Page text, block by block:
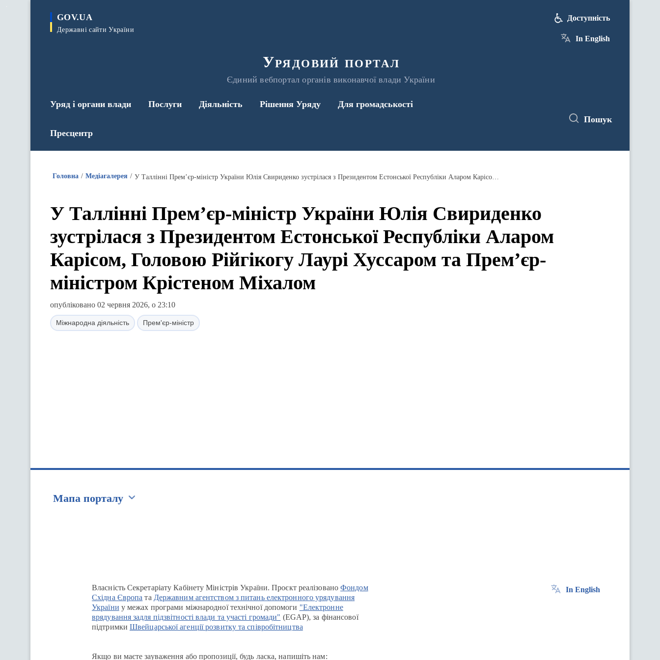
GOV.UA
Державні сайти України
Урядовий портал
Єдиний вебпортал органів виконавчої влади України
Доступність
In English
Уряд і органи влади Послуги Діяльність Рішення Уряду Для громадськості
Пресцентр
Пошук
Головна Медіагалерея У Таллінні Прем’єр-міністр України Юлія Свириденко зустрілася з Президентом Естонської Республіки Аларом Карісом, Головою Рійгікогу Лаурі Хуссаром та Прем’єр-міністром Крістеном Міхалом
У Таллінні Прем’єр-міністр України Юлія Свириденко
зустрілася з Президентом Естонської Республіки Аларом
Карісом, Головою Рійгікогу Лаурі Хуссаром та Прем’єр-
міністром Крістеном Міхалом
опубліковано 02 червня 2026, о 23:10
Міжнародна діяльність Прем'єр-міністр
Мапа порталу
Власність Секретаріату Кабінету Міністрів України. Проєкт реалізованоФондом
Східна Європа та Державним агентством з питань електронного урядування
України у межах програми міжнародної технічної допомоги "Електронне
врядування задля підзвітності влади та участі громади" (EGAP), за фінансової
підтримки Швейцарської агенції розвитку та співробітництва
Якщо ви маєте зауваження або пропозиції, будь ласка, напишіть нам:
In English